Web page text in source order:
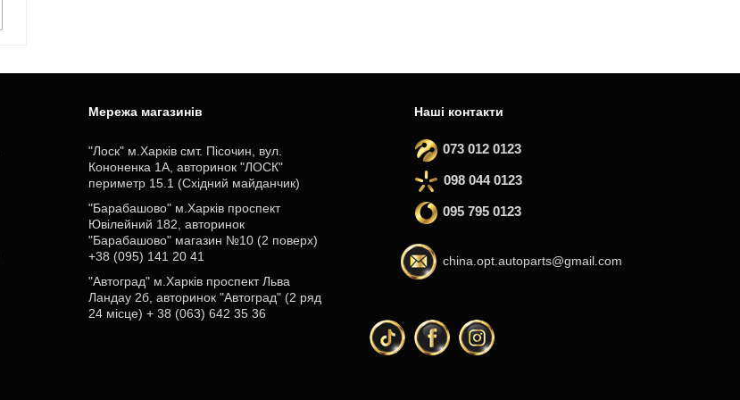
Мережа магазинів
"Лоск" м.Харків смт. Пісочин, вул.
Кононенка 1А, авторинок "ЛОСК"
периметр 15.1 (Східний майданчик)
"Барабашово" м.Харків проспект
Ювілейний 182, авторинок
"Барабашово" магазин №10 (2 поверх)
+38 (095) 141 20 41
"Автоград" м.Харків проспект Льва
Ландау 2б, авторинок "Автоград" (2 ряд
24 місце) + 38 (063) 642 35 36
Наші контакти
073 012 0123
098 044 0123
095 795 0123
china.opt.autoparts@gmail.com